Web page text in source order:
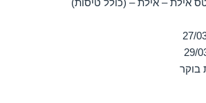
אילת – אילת – (כולל טיסות)
בוקר